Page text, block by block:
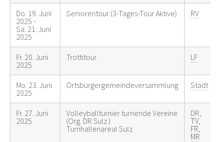
Do. 19. Juni
2025 -
Sa. 21. Juni
2025
Seniorentour (3-Tages-Tour Aktive) RV
Fr. 20. Juni
2025
Trottitour LF
Mo. 23. Juni
2025
Ortsbürgergemeindeversammlung Stadt
Fr. 27. Juni
2025
Volleyballturnier turnende Vereine
(Org. DR Sulz )
Turnhallenareal Sulz
DR
TV,
FR,
MR